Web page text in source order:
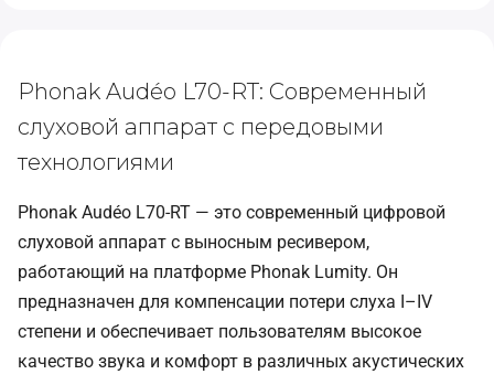
Phonak Audéo L70-RT: Современный
слуховой аппарат с передовыми
технологиями
Phonak Audéo L70-RT — это современный цифровой
слуховой аппарат с выносным ресивером,
работающий на платформе Phonak Lumity. Он
предназначен для компенсации потери слуха I–IV
степени и обеспечивает пользователям высокое
качество звука и комфорт в различных акустических